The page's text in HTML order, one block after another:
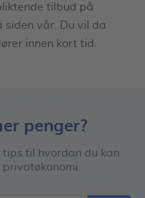
tilbud på
siden vår. Du vil da
innen kort tid.
penger?
til hvordan du kan